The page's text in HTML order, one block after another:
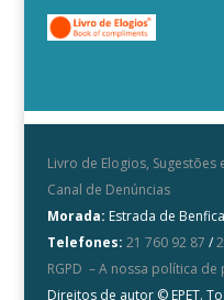
Livro de Elogios, Sugestões
Canal de Denúncias
Morada: Estrada de
Telefones: 21 760 92 87 /
RGPD – A nossa política de
Direitos de autor © EPET.